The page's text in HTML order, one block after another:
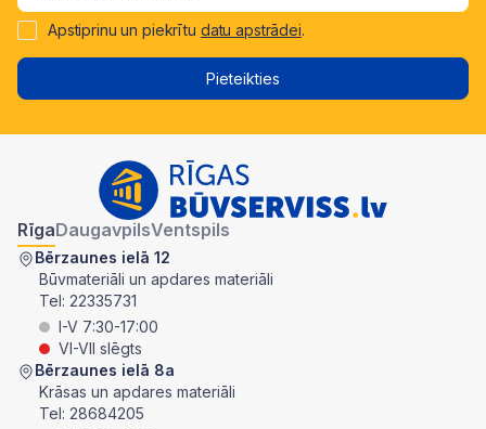
Apstiprinu un piekrītu datu apstrādei.
Pieteikties
RīgaDaugavpilsVentspils
Bērzaunes ielā 12
Būvmateriāli un apdares materiāli
Tel: 22335731
I-V 7:30-17:00
VI-VII slēgts
Bērzaunes ielā 8a
Krāsas un apdares materiāli
Tel: 28684205